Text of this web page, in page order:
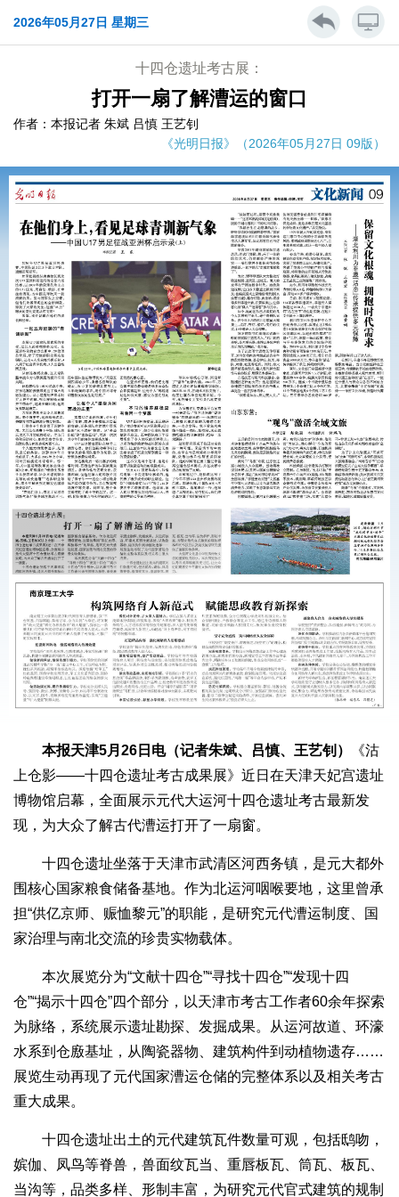
2026年05月27日 星期三
十四仓遗址考古展：
打开一扇了解漕运的窗口
作者：本报记者 朱斌 吕慎 王艺钊
《光明日报》（2026年05月27日 09版）
本报天津5月26日电（记者朱斌、吕慎、王艺钊）
《沽
上仓影——十四仓遗址考古成果展》近日在天津天妃宫遗址
博物馆启幕，全面展示元代大运河十四仓遗址考古最新发
现，为大众了解古代漕运打开了一扇窗。
十四仓遗址坐落于天津市武清区河西务镇，是元大都外
围核心国家粮食储备基地。作为北运河咽喉要地，这里曾承
担“供亿京师、赈恤黎元”的职能，是研究元代漕运制度、国
家治理与南北交流的珍贵实物载体。
本次展览分为“文献十四仓”“寻找十四仓”“发现十四
仓”“揭示十四仓”四个部分，以天津市考古工作者60余年探索
为脉络，系统展示遗址勘探、发掘成果。从运河故道、环濠
水系到仓廒基址，从陶瓷器物、建筑构件到动植物遗存……
展览生动再现了元代国家漕运仓储的完整体系以及相关考古
重大成果。
十四仓遗址出土的元代建筑瓦件数量可观，包括鸱吻，
嫔伽、凤鸟等脊兽，兽面纹瓦当、重唇板瓦、筒瓦、板瓦、
当沟等，品类多样、形制丰富，为研究元代官式建筑的规制